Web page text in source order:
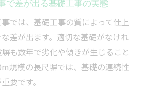
で差が出る基礎工事の実態
では、基礎工事の質によって仕上
差が出ます。適切な基礎がなけれ
も数年で劣化や傾きが生じること
規模の長尺塀では、基礎の連続性
要です。